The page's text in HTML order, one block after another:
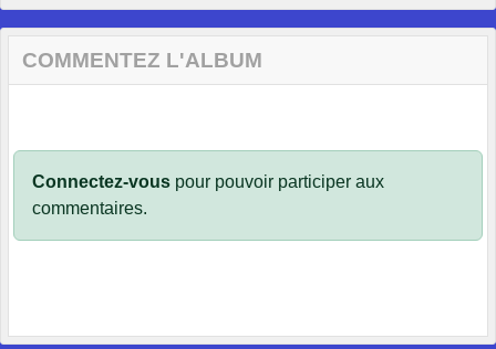
COMMENTEZ L'ALBUM
Connectez-vous pour pouvoir participer aux
commentaires.